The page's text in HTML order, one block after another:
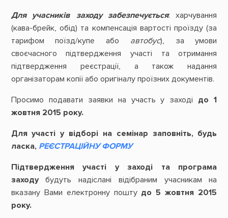
Для учасників заходу забезпечується: харчування
(кава-брейк, обід) та компенсація вартості проїзду (за
тарифом поїзд/купе або автобус), за умови
своєчасного підтвердження участі та отримання
підтвердження реєстрації, а також надання
організаторам копії або оригіналу проїзних документів.
Просимо подавати заявки на участь у заході до 1
жовтня 2015 року.
Для участі у відборі на семінар заповніть, будь
ласка, РЕЄСТРАЦІЙНУ ФОРМУ
Підтвердження участі у заході та програма
заходубудуть надіслані відібраним учасникам на
вказану Вами електронну пошту до 5 жовтня 2015
року.